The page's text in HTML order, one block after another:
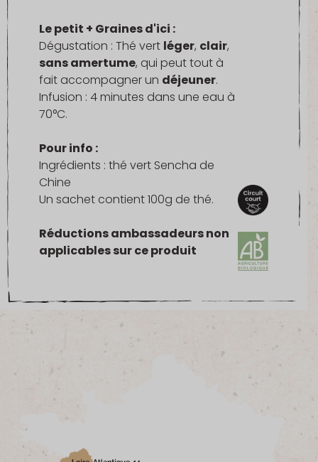
Le petit + Graines d'ici :
Dégustation : Thé vert léger, clair,
sans amertume, qui peut tout à
fait accompagner un déjeuner.
Infusion : 4 minutes dans une eau à
70°C.
Pour info :
Ingrédients : thé vert Sencha de
Chine
Un sachet contient 100g de thé.
Réductions ambassadeurs non
applicables sur ce produit